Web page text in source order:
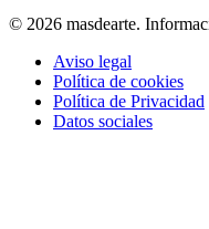
© 2026 masdearte.
Aviso legal
Política de cookies
Política de Privacidad
Datos sociales